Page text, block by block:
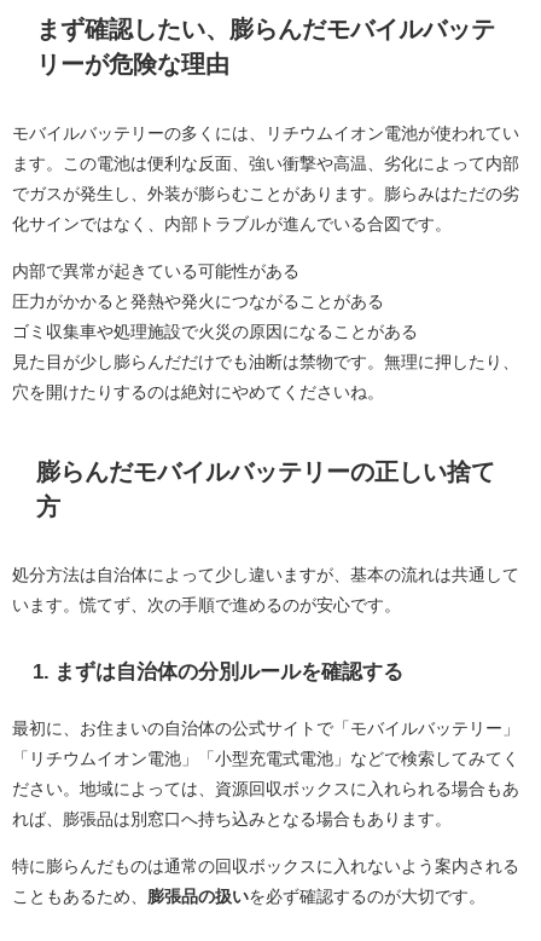
まず確認したい、膨らんだモバイルバッテ
リーが危険な理由
モバイルバッテリーの多くには、リチウムイオン電池が使われてい
ます。この電池は便利な反面、強い衝撃や高温、劣化によって内部
でガスが発生し、外装が膨らむことがあります。膨らみはただの劣
化サインではなく、内部トラブルが進んでいる合図です。
内部で異常が起きている可能性がある
圧力がかかると発熱や発火につながることがある
ゴミ収集車や処理施設で火災の原因になることがある
見た目が少し膨らんだだけでも油断は禁物です。無理に押したり、
穴を開けたりするのは絶対にやめてくださいね。
膨らんだモバイルバッテリーの正しい捨て
方
処分方法は自治体によって少し違いますが、基本の流れは共通して
います。慌てず、次の手順で進めるのが安心です。
1. まずは自治体の分別ルールを確認する
最初に、お住まいの自治体の公式サイトで「モバイルバッテリー」
「リチウムイオン電池」「小型充電式電池」などで検索してみてく
ださい。地域によっては、資源回収ボックスに入れられる場合もあ
れば、膨張品は別窓口へ持ち込みとなる場合もあります。
特に膨らんだものは通常の回収ボックスに入れないよう案内される
こともあるため、 膨張品の扱いを必ず確認するのが大切です。